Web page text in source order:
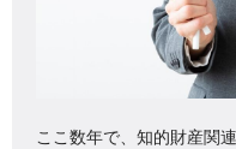
ここ数年で、知的財産関